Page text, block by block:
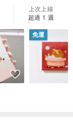
上次上線
超過 1 週
免運